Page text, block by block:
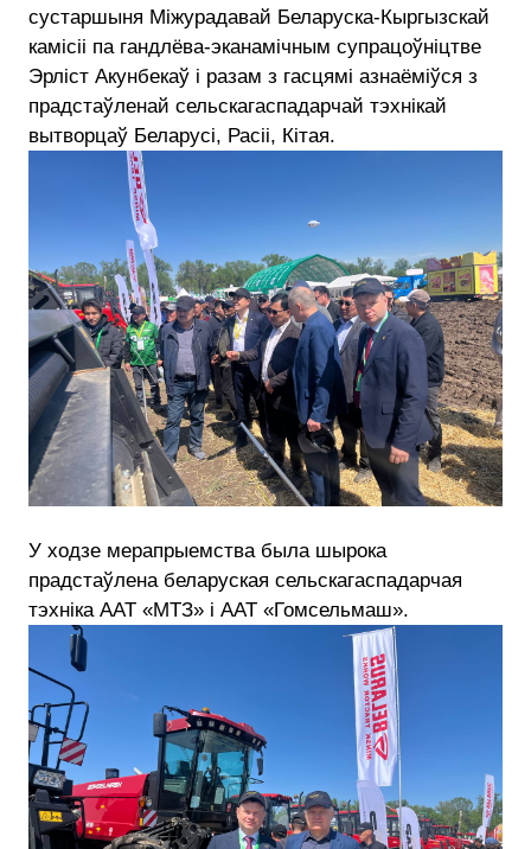
сустаршыня Міжурадавай Беларуска-Кыргызскай
камісіі па гандлёва-эканамічным супрацоўніцтве
Эрліст Акунбекаў і разам з гасцямі азнаёміўся з
прадстаўленай сельскагаспадарчай тэхнікай
вытворцаў Беларусі, Расіі, Кітая.
У ходзе мерапрыемства была шырока
прадстаўлена беларуская сельскагаспадарчая
тэхніка ААТ «МТЗ» і ААТ «Гомсельмаш».